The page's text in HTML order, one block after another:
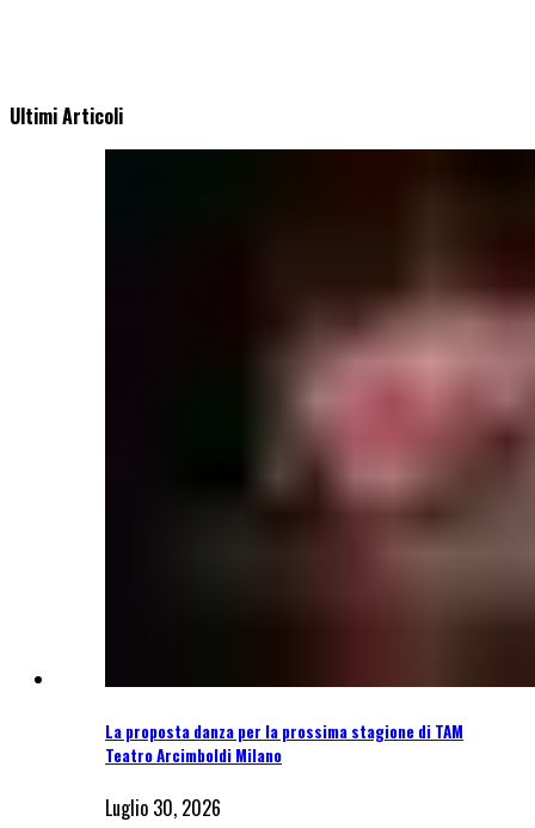
Ultimi Articoli
La proposta danza per la prossima stagione di TAM
Teatro Arcimboldi Milano
Luglio 30, 2026